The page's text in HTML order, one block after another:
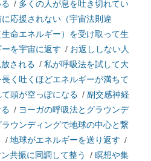
/ 多くの人が息を吐き切れてい
応援されない（宇宙法則違
命エネルギー）を受け取って生
を宇宙に返す / お返ししない人
される / 私が呼吸法を試して大
く吐くほどエネルギーが満ちて
頭が空っぽになる / 副交感神経
/ ヨーガの呼吸法とグラウンデ
ラウンディングで地球の中心と繋
/ 地球がエネルギーを送り返す /
共振に同調して整う
/ 瞑想や集